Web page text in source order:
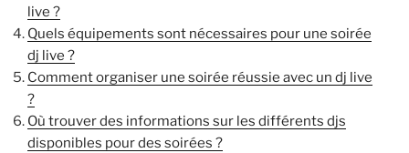
live ?
Quels équipements sont nécessaires pour une soirée
dj live ?
Comment organiser une soirée réussie avec un dj live
?
Où trouver des informations sur les différents djs
disponibles pour des soirées ?